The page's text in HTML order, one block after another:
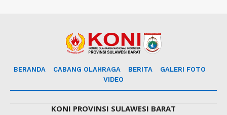
BERANDA CABANG OLAHRAGA BERITA
GALERI FOTO
VIDEO
KONI PROVINSI SULAWESI BARAT